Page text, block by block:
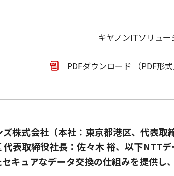
キヤノンITソリュ
PDFダウンロード （PDF形式
株式会社（本社：東京都港区、代表取
表取締役社長：佐々木 裕、以下NTT
キュアなデータ交換の仕組みを提供し